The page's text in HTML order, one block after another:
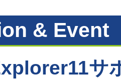
& Event
サ